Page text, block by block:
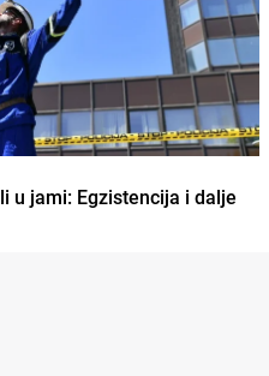
u jami: Egzistencija i dalje